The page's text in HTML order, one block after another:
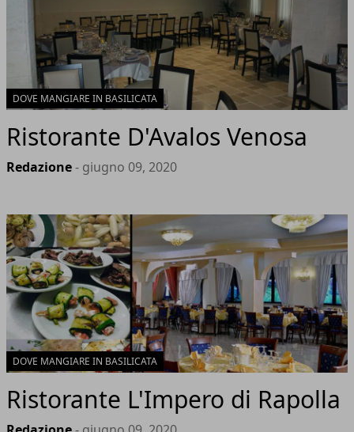
DOVE MANGIARE IN BASILICATA
Ristorante D'Avalos Venosa
Redazione- giugno 09, 2020
DOVE MANGIARE IN BASILICATA
Ristorante L'Impero di Rapolla